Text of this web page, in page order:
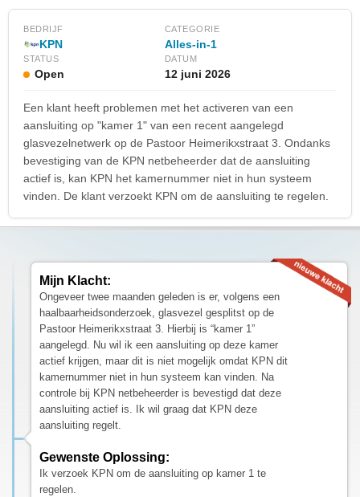
BEDRIJF
KPN
CATEGORIE
Alles-in-1
STATUS
Open
DATUM
12 juni 2026
Een klant heeft problemen met het activeren van een
aansluiting op "kamer 1" van een recent aangelegd
glasvezelnetwerk op de Pastoor Heimerikxstraat 3. Ondanks
bevestiging van de KPN netbeheerder dat de aansluiting
actief is, kan KPN het kamernummer niet in hun systeem
vinden. De klant verzoekt KPN om de aansluiting te regelen.
Mijn Klacht:
Ongeveer twee maanden geleden is er, volgens een
haalbaarheidsonderzoek, glasvezel gesplitst op de
Pastoor Heimerikxstraat 3. Hierbij is “kamer 1”
aangelegd. Nu wil ik een aansluiting op deze kamer
actief krijgen, maar dit is niet mogelijk omdat KPN dit
kamernummer niet in hun systeem kan vinden. Na
controle bij KPN netbeheerder is bevestigd dat deze
aansluiting actief is. Ik wil graag dat KPN deze
aansluiting regelt.
Gewenste Oplossing:
Ik verzoek KPN om de aansluiting op kamer 1 te
regelen.